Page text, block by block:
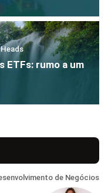
ETFs: rumo a um
de Negócios